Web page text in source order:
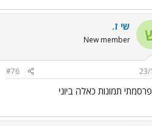
שי ז.
New member
23/
#76
תמונות כאלה ביוני